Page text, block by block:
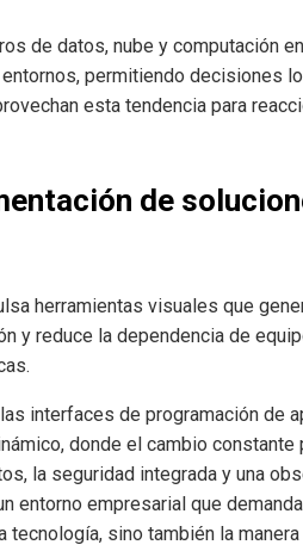
de datos, nube y computación
permitiendo decisiones
esta tendencia para
de
herramientas visuales que
y reduce la dependencia de
interfaces de programación de
donde el cambio
la seguridad integrada y una
entorno empresarial que
sino también la